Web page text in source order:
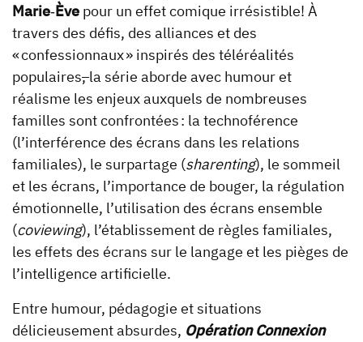
Marie‑Ève pour un effet comique irrésistible! À
travers des défis, des alliances et des
« confessionnaux » inspirés des téléréalités
populaires,la série aborde avec humour et
réalisme les enjeux auxquels de nombreuses
familles sont confrontées : la technoférence
(l’interférence des écrans dans les relations
familiales), le surpartage (sharenting), le sommeil
et les écrans, l’importance de bouger, la régulation
émotionnelle, l’utilisation des écrans ensemble
(coviewing), l’établissement de règles familiales,
les effets des écrans sur le langage et les pièges de
l’intelligence artificielle.
Entre humour, pédagogie et situations
délicieusement absurdes, Opération Connexion